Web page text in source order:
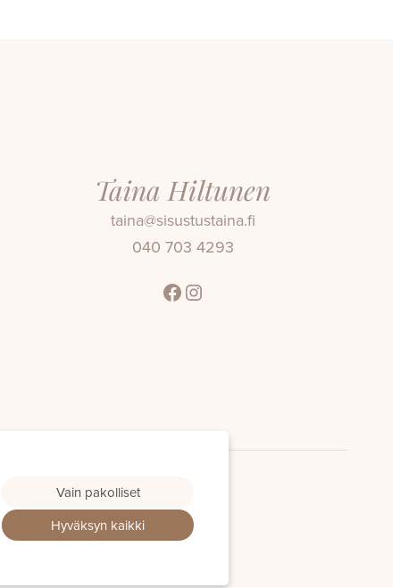
Taina Hiltunen
taina@sisustustaina.fi
040 703 4293
Facebook
Instagram
Vain pakolliset
Hyväksyn kaikki